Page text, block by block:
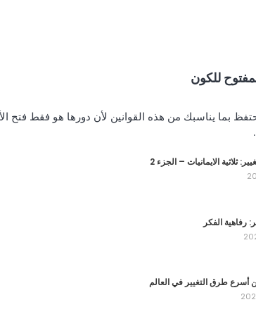
للكون
بما يناسبك من هذه القوانين لأن دورها هو فقط فتح
ثلاثية الايمانيات – الجزء 2
رفاهية الفكر
أسرع طرق التغيير في العالم